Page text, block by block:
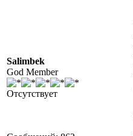
Salimbek
God Member
Отсутствует